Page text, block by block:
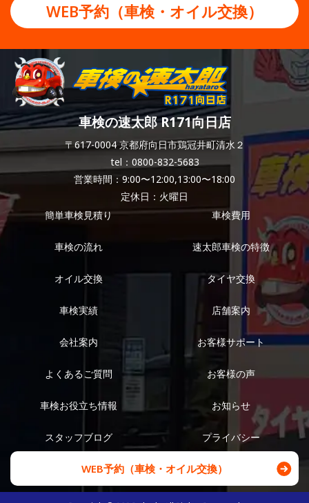
WEB予約（車検・オイル交換）
車検の速太郎 R171向日店
〒617-0004 京都府向日市鶏冠井町清水２
tel：0800-832-5683
営業時間：9:00〜12:00,13:00〜18:00
定休日：火曜日
簡単車検見積り
車検費用
車検の流れ 速太郎車検の特徴
オイル交換 タイヤ交換
車検実績 店舗案内
会社案内 お客様サポート
よくあるご質問 お客様の声
車検お役立ち情報 お知らせ
スタッフブログ プライバシー
WEB予約（車検・オイル交換）